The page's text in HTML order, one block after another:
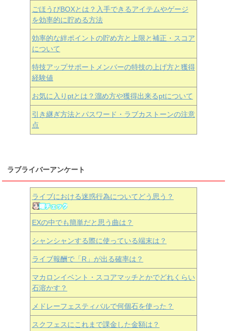
ごほうびBOXとは？入手できるアイテムやゲージ
を効率的に貯める方法
効率的な絆ポイントの貯め方と上限と補正・スコア
について
特技アップサポートメンバーの特技の上げ方と獲得
経験値
お気に入りptとは？溜め方や獲得出来るptについて
引き継ぎ方法とパスワード・ラブカストーンの注意
点
ラブライバーアンケート
ライブにおける迷惑行為についてどう思う？
EXの中でも簡単だと思う曲は？
シャンシャンする際に使っている端末は？
ライブ報酬で「R」が出る確率は？
マカロンイベント・スコアマッチとかでどれくらい
石溶かす？
メドレーフェスティバルで何個石を使った？
スクフェスにこれまで課金した金額は？